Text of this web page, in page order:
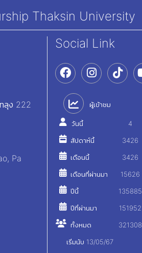
Thaksin University
ลุง 222
Pa
Social Link
ผู้เข้าชม
วันนี้ 4
สัปดาห์นี้ 3426
เดือนนี้ 3426
เดือนที่ผ่านมา 15626
ปีนี้ 135885
ปีที่ผ่านมา 151952
ทั้งหมด 321308
เริ่มนับ 13/05/67